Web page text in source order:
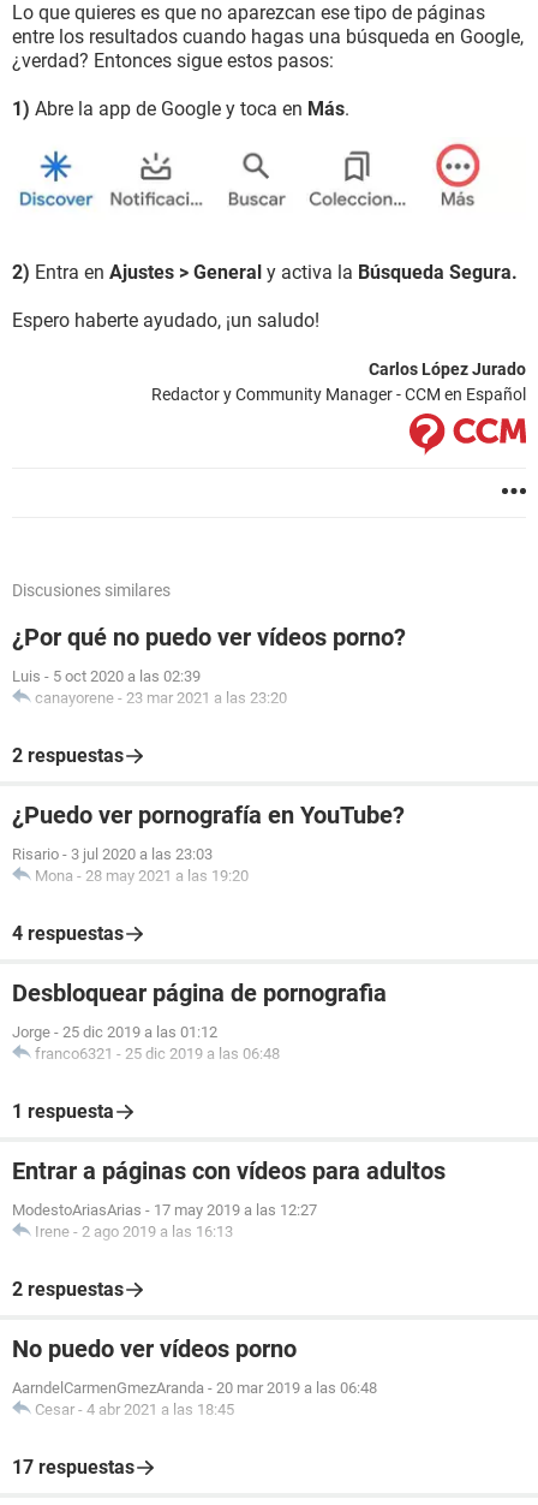
Lo que quieres es que no aparezcan ese tipo de páginas
entre los resultados cuando hagas una búsqueda en Google,
¿verdad? Entonces sigue estos pasos:
1) Abre la app de Google y toca en Más.
2) Entra en Ajustes > General y activa la Búsqueda Segura.
Espero haberte ayudado, ¡un saludo!
Carlos López Jurado
Redactor y Community Manager - CCM en Español
Discusiones similares
¿Por qué no puedo ver vídeos porno?
Luis - 5 oct 2020 a las 02:39
canayorene - 23 mar 2021 a las 23:20
2 respuestas
¿Puedo ver pornografía en YouTube?
Risario - 3 jul 2020 a las 23:03
Mona - 28 may 2021 a las 19:20
4 respuestas
Desbloquear página de pornografia
Jorge - 25 dic 2019 a las 01:12
franco6321 - 25 dic 2019 a las 06:48
1 respuesta
Entrar a páginas con vídeos para adultos
ModestoAriasArias - 17 may 2019 a las 12:27
Irene - 2 ago 2019 a las 16:13
2 respuestas
No puedo ver vídeos porno
AarndelCarmenGmezAranda - 20 mar 2019 a las 06:48
Cesar - 4 abr 2021 a las 18:45
17 respuestas